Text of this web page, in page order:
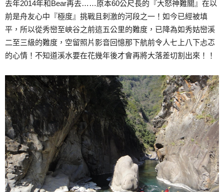
去年2014年和Bear再去……原本60公尺長的『大怒神難關』在以
前是舟友心中『極度』挑戰且刺激的河段之一！如今已經被填
平，所以從秀巒至峽谷之前這五公里的難度，已降為如秀姑巒溪
二至三級的難度，空留照片影音回憶那下航前令人七上八下忐忑
的心情！不知道溪水要在花幾年後才會再將大落差切割出來！！